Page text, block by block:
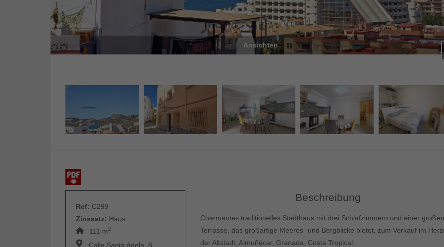
Ansichten
Ref: C299
Zinssatz: Haus
111 m2
Calle Santa Adela, 8.
Beschreibung
Charmantes traditionelles Stadthaus mit drei Schlafzimmern und einer großen
Terrasse, das großartige Meeres- und Bergblicke bietet, zum Verkauf im
der Altstadt, Almuñécar, Granada, Costa Tropical.